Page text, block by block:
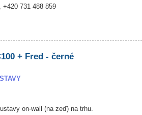
+420 731 488 859
+ Fred - černé
on-wall (na zeď) na trhu.